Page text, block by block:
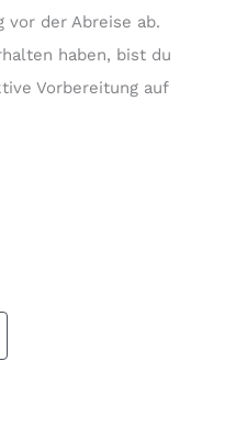
vor der Abreise ab.
haben, bist du
Vorbereitung auf